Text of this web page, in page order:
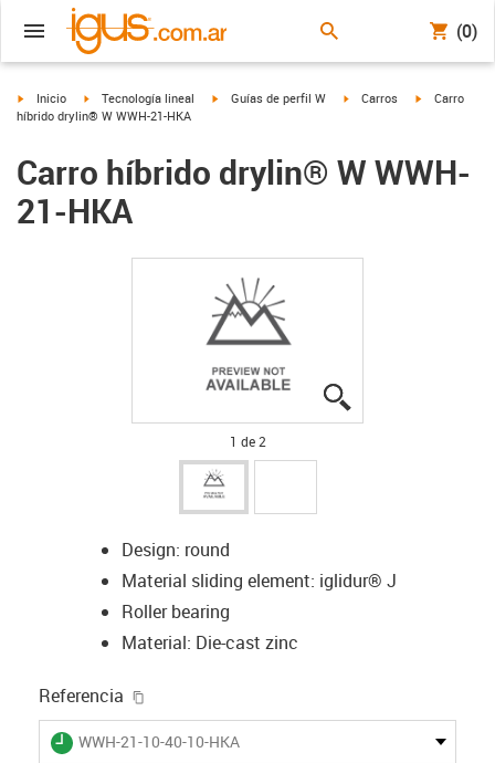
(0)
igus-icon-arrow-right
Inicio igus-icon-arrow-right
Tecnología lineal igus-icon-arrow-right
Guías de perfil W igus-icon-arrow-right
Carros igus-icon-
Carro
híbrido drylin® W WWH-21-HKA
Carro híbrido drylin® W WWH-
21-HKA
1 de 2
Design: round
Material sliding element: iglidur® J
Roller bearing
Material: Die-cast zinc
Referencia
igus-icon-lieferzeit
WWH-21-10-40-10-HKA